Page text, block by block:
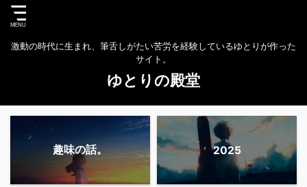
激動の時代に生まれ、筆舌しがたい苦労を経験しているゆとりが作った
サイト。
ゆとりの殿堂
趣味の話。 2025